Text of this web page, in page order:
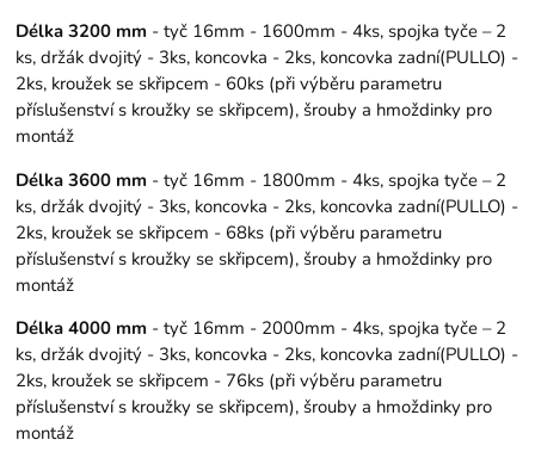
Délka 3200 mm - tyč 16mm - 1600mm - 4ks, spojka tyče – 2
ks, držák dvojitý - 3ks, koncovka - 2ks, koncovka zadní(PULLO) -
2ks, kroužek se skřipcem - 60ks (při výběru parametru
příslušenství s kroužky se skřipcem), šrouby a hmoždinky pro
montáž
Délka 3600 mm - tyč 16mm - 1800mm - 4ks, spojka tyče – 2
ks, držák dvojitý - 3ks, koncovka - 2ks, koncovka zadní(PULLO) -
2ks, kroužek se skřipcem - 68ks (při výběru parametru
příslušenství s kroužky se skřipcem), šrouby a hmoždinky pro
montáž
Délka 4000 mm - tyč 16mm - 2000mm - 4ks, spojka tyče – 2
ks, držák dvojitý - 3ks, koncovka - 2ks, koncovka zadní(PULLO) -
2ks, kroužek se skřipcem - 76ks (při výběru parametru
příslušenství s kroužky se skřipcem), šrouby a hmoždinky pro
montáž